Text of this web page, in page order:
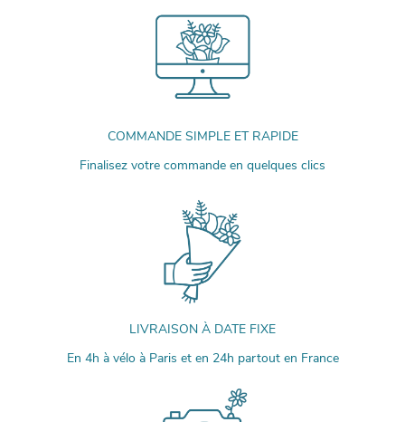
COMMANDE SIMPLE ET RAPIDE
Finalisez votre commande en quelques clics
LIVRAISON À DATE FIXE
En 4h à vélo à Paris et en 24h partout en France